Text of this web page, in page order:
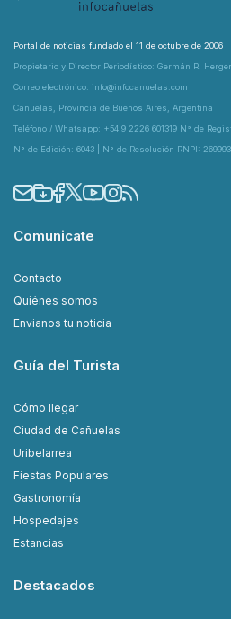
Portal de noticias fundado el 11 de octubre de 2006
Propietario y Director Periodístico: Germán R.
Correo electrónico: info@infocanuelas.com
Cañuelas, Provincia de Buenos Aires, Argentina
Teléfono / Whatsapp: +54 9 2226 601319 N° de
N° de Edición: 6043 | N° de Resolución RNPI:
Comunicate
Contacto
Quiénes somos
Envianos tu noticia
Guía del Turista
Cómo llegar
Ciudad de Cañuelas
Uribelarrea
Fiestas Populares
Gastronomía
Hospedajes
Estancias
Destacados